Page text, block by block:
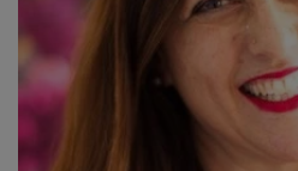
SUCHE